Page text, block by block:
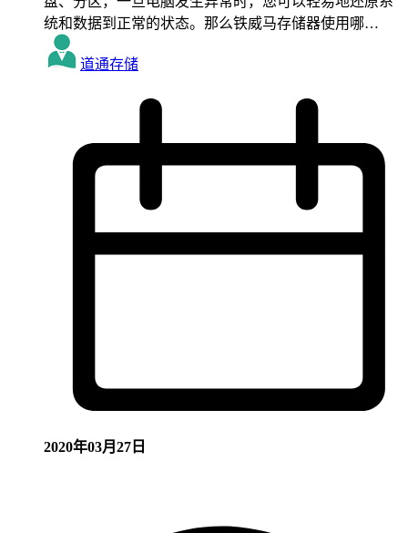
统和数据到正常的状态。那么铁威马存储器使用哪…
道通存储
2020年03月27日